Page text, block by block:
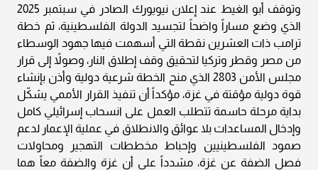
وتوقف أبو الغيط عند إعلان نيويورك الصادر في سبتمبر 2025
الذي وضع مساراً واضحاً لتجسيد الدولة الفلسطينية، ثم خطة
ترامب ذات العشرين نقطة التي أسهمت فيها جهود الوسطاء
من مصر وقطر وتركيا لتحقيق وقف إطلاق النار، وصولاً إلى قرار
مجلس الأمن 2803 الذي منح الخطة شرعية دولية وأذن بإنشاء
قوة دولية مؤقتة في غزة، مؤكداً أن تنفيذ القرار الأممي يشكّل
بداية مرحلة حاسمة تتطلب العمل على انسحاب إسرائيلي كامل
وإدخال المساعدات بلا عوائق والانطلاق في عملية الإعمار لدعم
صمود الفلسطينيين وإحباط مخططات التهجير ومحاولات
فصل الضفة عن غزة، مشدداً على أن غزة والضفة معاً هما